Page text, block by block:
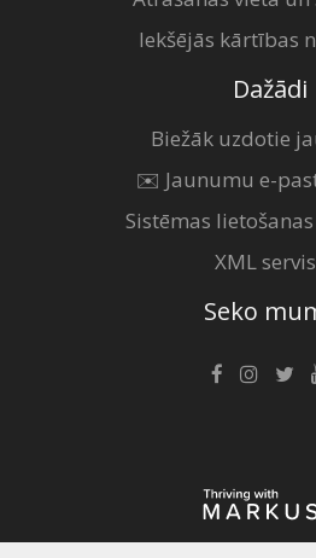
Iekšējās kārtības
Dažādi
Biežāk uzdotie
✉️ Jaunumu e-
Sistēmas
XML
Seko